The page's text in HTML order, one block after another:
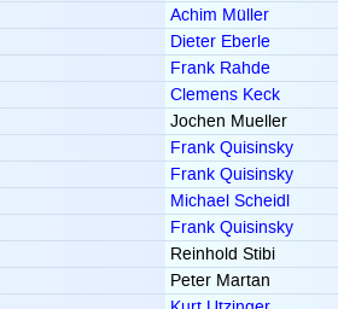
Achim Müller
Dieter Eberle
Frank Rahde
Clemens Keck
Jochen Mueller
Frank Quisinsky
Frank Quisinsky
Michael Scheidl
Frank Quisinsky
Reinhold Stibi
Peter Martan